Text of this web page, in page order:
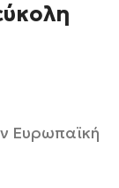
Ευρωπαϊκή